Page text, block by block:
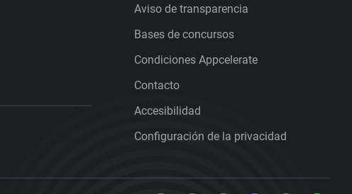
Aviso de transparencia
Bases de concursos
Condiciones Appcelerate
Contacto
Accesibilidad
Configuración de la privacidad